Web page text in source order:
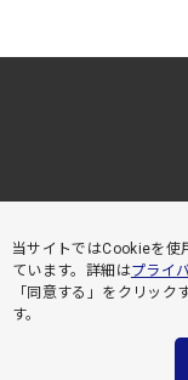
当サイトではCookieを使
ています。詳細はプライ
「同意する」をクリッ
す。